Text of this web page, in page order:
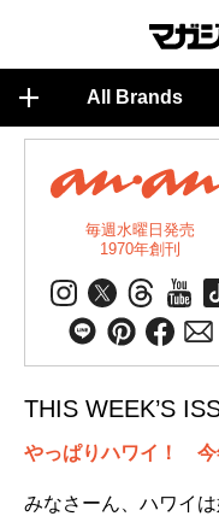
All Brands
毎週水曜日発売
1970年創刊
THIS WEEK’S
やっぱりハワイ！ 今
みなさーん、ハワイ